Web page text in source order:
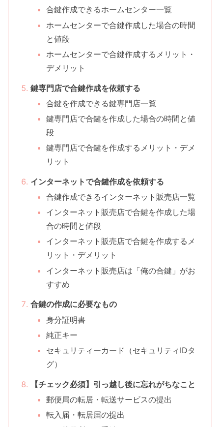
合鍵作成できるホームセンター一覧
ホームセンターで合鍵作成した場合の時間
と値段
ホームセンターで合鍵作成するメリット・
デメリット
鍵専門店で合鍵作成を依頼する
合鍵を作成できる鍵専門店一覧
鍵専門店で合鍵を作成した場合の時間と値
段
鍵専門店で合鍵を作成するメリット・デメ
リット
インターネットで合鍵作成を依頼する
合鍵作成できるインターネット販売店一覧
インターネット販売店で合鍵を作成した場
合の時間と値段
インターネット販売店で合鍵を作成するメ
リット・デメリット
インターネット販売店は「俺の合鍵」がお
すすめ
合鍵の作成に必要なもの
身分証明書
純正キー
セキュリティーカード（セキュリティIDタ
グ）
【チェック必須】引っ越し後に忘れがちなこと
郵便局の転居・転送サービスの提出
転入届・転居届の提出